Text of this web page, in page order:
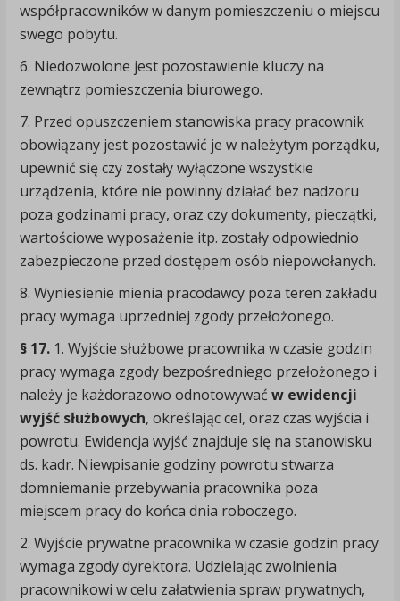
współpracowników w danym pomieszczeniu o miejscu
swego pobytu.
6. Niedozwolone jest pozostawienie kluczy na
zewnątrz pomieszczenia biurowego.
7. Przed opuszczeniem stanowiska pracy pracownik
obowiązany jest pozostawić je w należytym porządku,
upewnić się czy zostały wyłączone wszystkie
urządzenia, które nie powinny działać bez nadzoru
poza godzinami pracy, oraz czy dokumenty, pieczątki,
wartościowe wyposażenie itp. zostały odpowiednio
zabezpieczone przed dostępem osób niepowołanych.
8. Wyniesienie mienia pracodawcy poza teren zakładu
pracy wymaga uprzedniej zgody przełożonego.
§ 17. 1. Wyjście służbowe pracownika w czasie godzin
pracy wymaga zgody bezpośredniego przełożonego i
należy je każdorazowo odnotowywać w ewidencji
wyjść służbowych, określając cel, oraz czas wyjścia i
powrotu. Ewidencja wyjść znajduje się na stanowisku
ds. kadr. Niewpisanie godziny powrotu stwarza
domniemanie przebywania pracownika poza
miejscem pracy do końca dnia roboczego.
2. Wyjście prywatne pracownika w czasie godzin pracy
wymaga zgody dyrektora. Udzielając zwolnienia
pracownikowi w celu załatwienia spraw prywatnych,